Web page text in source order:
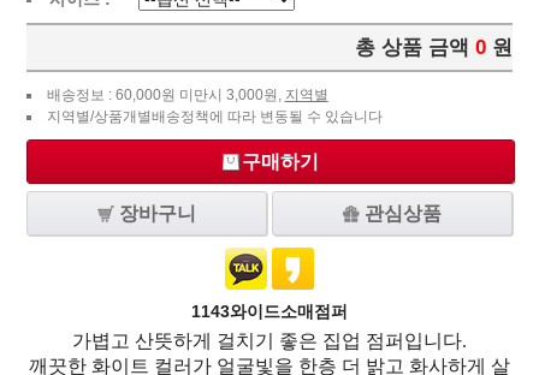
총 상품 금액 0 원
배송정보 : 60,000원 미만시 3,000원, 지역별
지역별/상품개별배송정책에 따라 변동될 수 있습니다
구매하기
장바구니 관심상품
1143와이드소매점퍼
가볍고 산뜻하게 걸치기 좋은 집업 점퍼입니다.
깨끗한 화이트 컬러가 얼굴빛을 한층 더 밝고 화사하게 살